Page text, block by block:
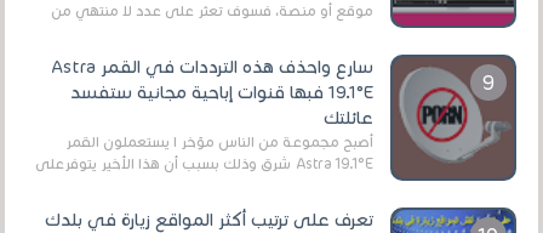
موقع أو منصة، فسوف تعثر على عدد لا منتهي من
سارع واحذف هذه الترددات في القمر Astra
19.1°E فبها قنوات إباحية مجانية ستفسد
عائلتك
أصبح مجموعة من الناس مؤخر ا يستعملون القمر
Astra 19.1°E شرق وذلك بسبب أن هذا الأخير يتوفرعلى
تعرف على ترتيب أكثر المواقع زيارة في بلدك